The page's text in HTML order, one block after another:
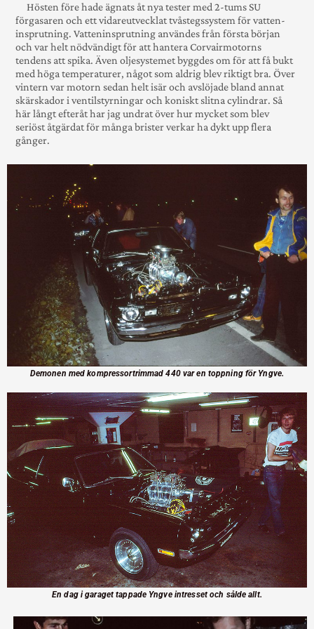
Hösten före hade ägnats åt nya tester med 2-tums SU
förgasaren och ett vidare­utvecklat två­stegs­­system för vatten­
insprut­ning. Vatten­insprut­ning användes från första början
och var helt nödvändigt för att hantera Corvair­motorns
tendens att spika. Även oljesystemet byggdes om för att få bukt
med höga tempera­turer, något som aldrig blev riktigt bra. Över
vintern var motorn sedan helt isär och avslöjade bland annat
skär­skador i ventil­styrningar och koniskt slitna cylindrar. Så
här långt efteråt har jag undrat över hur mycket som blev
seriöst åtgär­dat för många brister verkar ha dykt upp flera
gånger.
Demonen med kompressortrimmad 440 var en toppning för Yngve.
En dag i garaget tappade Yngve intresset och sålde allt.